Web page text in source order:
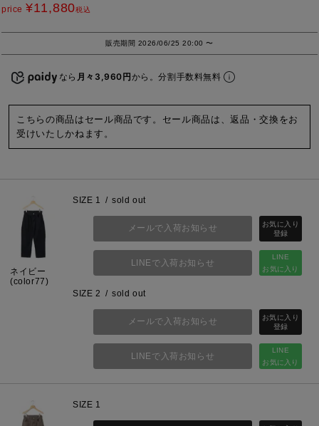
price ¥11,880税込
販売期間 2026/06/25 20:00〜
なら 月々3,960円から。分割手数料無料
こちらの商品はセール商品です。セール商品は、返品・交換をお
受けいたしかねます。
ネイビー
(color77)
SIZE 1 sold out
LINE
お気に入り
メールで入荷お知らせ
LINEで入荷お知らせ
SIZE 2 sold out
LINE
お気に入り
メールで入荷お知らせ
LINEで入荷お知らせ
SIZE 1